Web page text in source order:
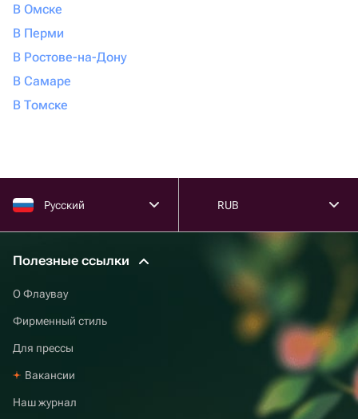
В Омске
В Перми
В Ростове-на-Дону
В Самаре
В Томске
Русский RUB
Полезные ссылки
О Флаувау
Фирменный стиль
Для прессы
Вакансии
Наш журнал